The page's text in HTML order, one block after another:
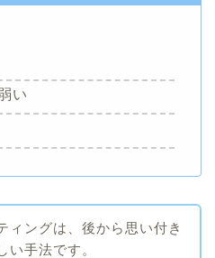
い
ィングは、後から思い付き
い手法です。